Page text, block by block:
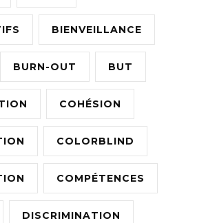
BIENVEILLANCE
BURN-OUT BUT
COHÉSION
COLORBLIND
COMPÉTENCES
DISCRIMINATION